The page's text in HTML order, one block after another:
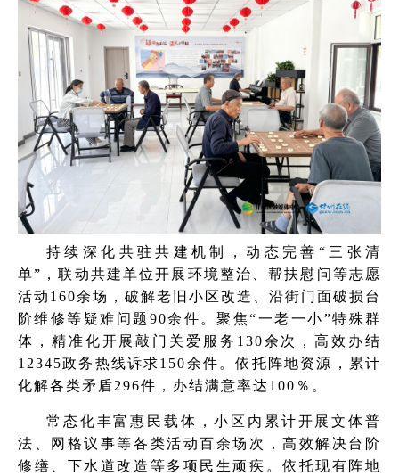
持续深化共驻共建机制，动态完善“三张清
单”，联动共建单位开展环境整治、帮扶慰问等志愿
活动160余场，破解老旧小区改造、沿街门面破损台
阶维修等疑难问题90余件。聚焦“一老一小”特殊群
体，精准化开展敲门关爱服务130余次，高效办结
12345政务热线诉求150余件。依托阵地资源，累计
化解各类矛盾296件，办结满意率达100％。
常态化丰富惠民载体，小区内累计开展文体普
法、网格议事等各类活动百余场次，高效解决台阶
修缮、下水道改造等多项民生顽疾。依托现有阵地